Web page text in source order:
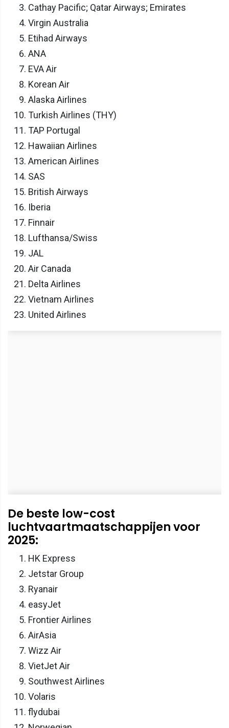
Cathay Pacific; Qatar Airways; Emirates
Virgin Australia
Etihad Airways
ANA
EVA Air
Korean Air
Alaska Airlines
Turkish Airlines (THY)
TAP Portugal
Hawaiian Airlines
American Airlines
SAS
British Airways
Iberia
Finnair
Lufthansa/Swiss
JAL
Air Canada
Delta Airlines
Vietnam Airlines
United Airlines
De beste low-cost
luchtvaartmaatschappijen voor
2025:
HK Express
Jetstar Group
Ryanair
easyJet
Frontier Airlines
AirAsia
Wizz Air
VietJet Air
Southwest Airlines
Volaris
flydubai